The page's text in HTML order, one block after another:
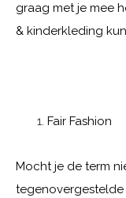
graag met je mee
& kinderkleding
Fair Fashion
Mocht je de term
tegenovergestelde